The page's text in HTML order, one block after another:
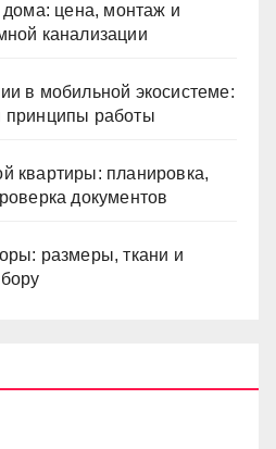
дома: цена, монтаж и
канализации
в мобильной экосистеме:
принципы работы
квартиры: планировка,
документов
размеры, ткани и